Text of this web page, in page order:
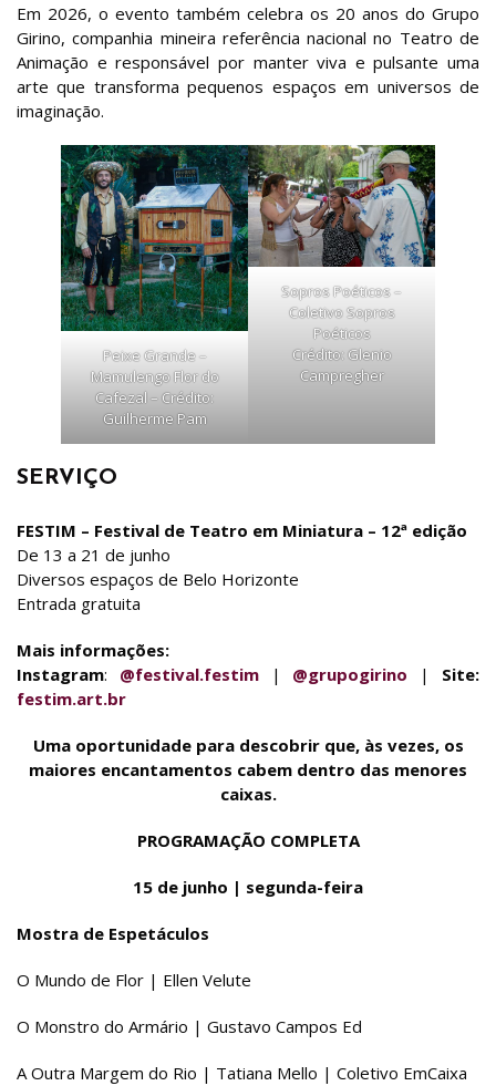
Em 2026, o evento também celebra os 20 anos do Grupo
Girino, companhia mineira referência nacional no Teatro de
Animação e responsável por manter viva e pulsante uma
arte que transforma pequenos espaços em universos de
imaginação.
Peixe Grande –
Mamulengo Flor do
Cafezal – Crédito:
Guilherme Pam
Sopros Poéticos –
Coletivo Sopros
Poéticos
Crédito: Glenio
Campregher
SERVIÇO
FESTIM – Festival de Teatro em Miniatura – 12ª edição
De 13 a 21 de junho
Diversos espaços de Belo Horizonte
Entrada gratuita
Mais informações:
Instagram: @festival.festim| @grupogirino | Site:
festim.art.br
Uma oportunidade para descobrir que, às vezes, os
maiores encantamentos cabem dentro das menores
caixas.
PROGRAMAÇÃO COMPLETA
15 de junho | segunda-feira
Mostra de Espetáculos
O Mundo de Flor | Ellen Velute
O Monstro do Armário | Gustavo Campos Ed
A Outra Margem do Rio | Tatiana Mello | Coletivo EmCaixa